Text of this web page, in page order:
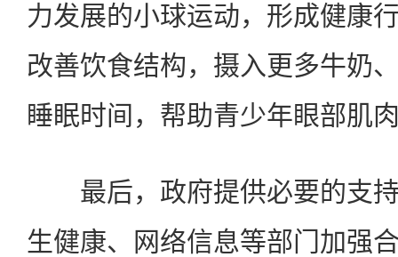
力发展的小球运动，形成健康
改善饮食结构，摄入更多牛奶
睡眠时间，帮助青少年眼部肌
最后，政府提供必要的支持
生健康、网络信息等部门加强